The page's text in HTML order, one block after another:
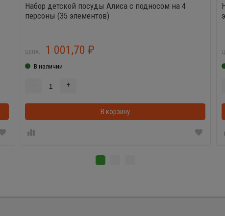
В корзинке
Набор детской посуды Алиса с подносом на 4
персоны (35 элементов)
ЦЕНА: 1 001,70 ₽
В наличии
- +
В корзину